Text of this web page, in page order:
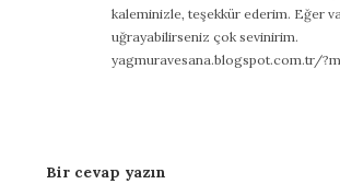
kaleminizle, teşekkür ederim. Eğer
uğrayabilirseniz çok sevinirim.
yagmuravesana.blogspot.com.tr/
Bir cevap yazın